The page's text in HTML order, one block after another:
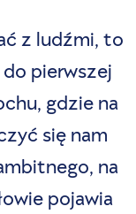
z ludźmi, to
pierwszej
gdzie na
się nam
na
pojawia